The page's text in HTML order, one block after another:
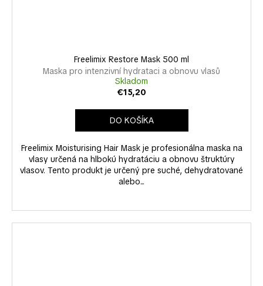
Freelimix Restore Mask 500 ml
Maska pro intenzivní hydrataci a obnovu vlasů
Skladom
€15,20
DO KOŠÍKA
Freelimix Moisturising Hair Mask je profesionálna maska na
vlasy určená na hlbokú hydratáciu a obnovu štruktúry
vlasov. Tento produkt je určený pre suché, dehydratované
alebo...